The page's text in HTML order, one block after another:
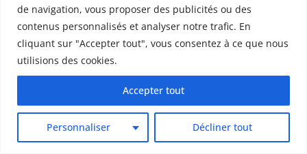
de navigation, vous proposer des publicités ou des
contenus personnalisés et analyser notre trafic. En
cliquant sur "Accepter tout", vous consentez à ce que nous
utilisions des cookies.
Personnaliser Décliner tout
Accepter tout
Donald Trump
Dons
Doxxing
Droit
Droit de la consommation
Droit de la presse
Droit de la santé